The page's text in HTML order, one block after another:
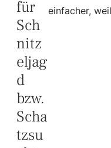
für
Sch
nitz
eljag
d
bzw.
Scha
tzsu
einfacher,